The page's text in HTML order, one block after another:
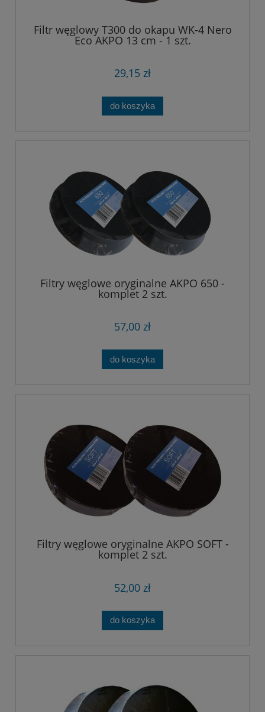
Filtr węglowy T300 do okapu WK-4 Nero
Eco AKPO 13 cm - 1 szt.
29,15 zł
do koszyka
Filtry węglowe oryginalne AKPO 650 -
komplet 2 szt.
57,00 zł
do koszyka
Filtry węglowe oryginalne AKPO SOFT -
komplet 2 szt.
52,00 zł
do koszyka